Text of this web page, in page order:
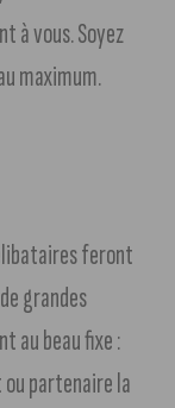
à vous. Soyez
maximum.
feront
grandes
au beau fixe :
partenaire la